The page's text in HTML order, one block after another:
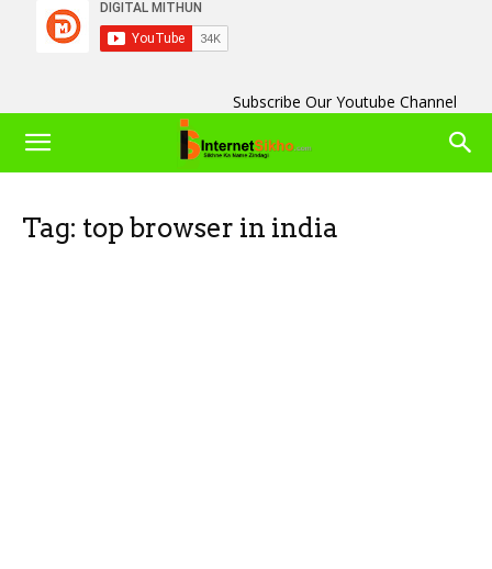
Subscribe Our Youtube Channel
Tag: top browser in india